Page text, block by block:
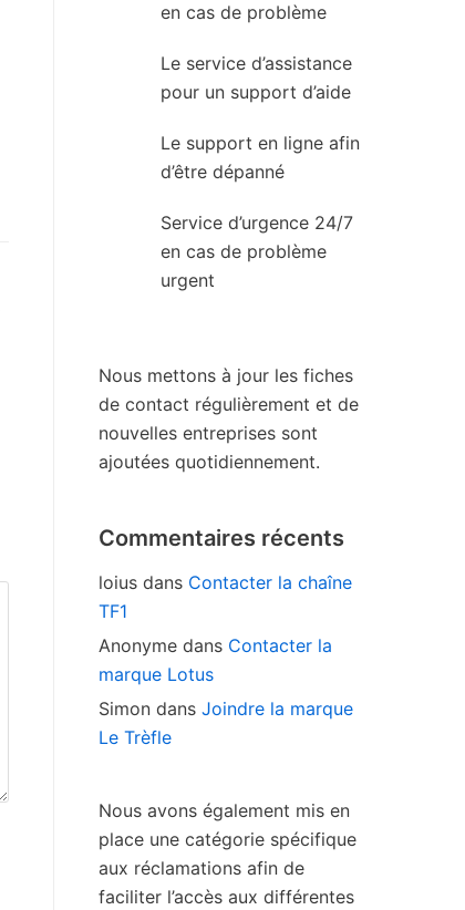
en cas de problème
Le service d’assistance
pour un support d’aide
Le support en ligne afin
d’être dépanné
Service d’urgence 24/7
en cas de problème
urgent
Nous mettons à jour les fiches
de contact régulièrement et de
nouvelles entreprises sont
ajoutées quotidiennement.
Commentaires récents
loius dans Contacter la chaîne
TF1
Anonyme dans Contacter la
marque Lotus
Simon dans Joindre la marque
Le Trèfle
Nous avons également mis en
place une catégorie spécifique
aux réclamations afin de
faciliter l’accès aux différentes